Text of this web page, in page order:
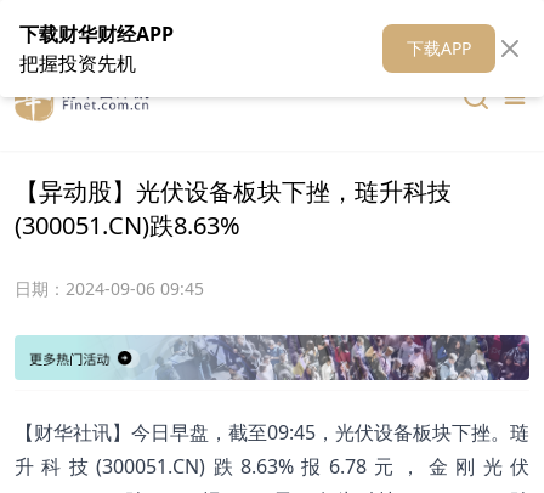
在线客服 关于我们 财华媒体矩阵 财华智库
【异动股】光伏设备板块下挫，琏升科技
(300051.CN)跌8.63%
日期： 2024-09-06 09:45
【财华社讯】今日早盘，截至09:45，光伏设备板块下挫。琏
升科技(300051.CN)跌8.63%报6.78元，金刚光伏
下载财华财经APP
把握投资先机
下载APP